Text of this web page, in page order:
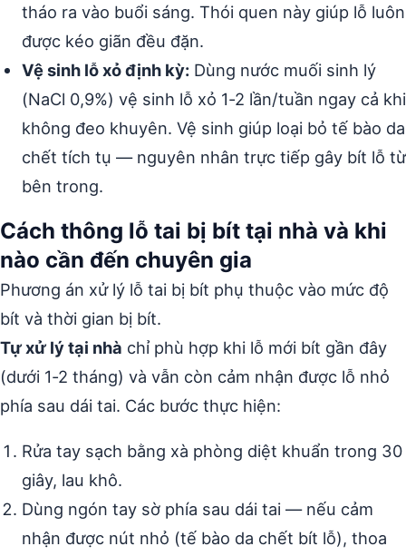
tháo ra vào buổi sáng. Thói quen này giúp lỗ luôn
được kéo giãn đều đặn.
Vệ sinh lỗ xỏ định kỳ: Dùng nước muối sinh lý
(NaCl 0,9%) vệ sinh lỗ xỏ 1-2 lần/tuần ngay cả khi
không đeo khuyên. Vệ sinh giúp loại bỏ tế bào da
chết tích tụ — nguyên nhân trực tiếp gây bít lỗ từ
bên trong.
Cách thông lỗ tai bị bít tại nhà và khi
nào cần đến chuyên gia
Phương án xử lý lỗ tai bị bít phụ thuộc vào mức độ
bít và thời gian bị bít.
Tự xử lý tại nhà chỉ phù hợp khi lỗ mới bít gần đây
(dưới 1-2 tháng) và vẫn còn cảm nhận được lỗ nhỏ
phía sau dái tai. Các bước thực hiện:
Rửa tay sạch bằng xà phòng diệt khuẩn trong 30
giây, lau khô.
Dùng ngón tay sờ phía sau dái tai — nếu cảm
nhận được nút nhỏ (tế bào da chết bít lỗ), thoa